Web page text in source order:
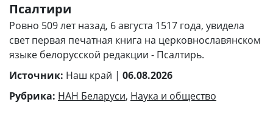
Псалтири
Ровно 509 лет назад, 6 августа 1517 года, увидела
свет первая печатная книга на церковнославянском
языке белорусской редакции - Псалтирь.
Источник: Наш край | 06.08.2026
Рубрика: НАН Беларуси, Наука и общество